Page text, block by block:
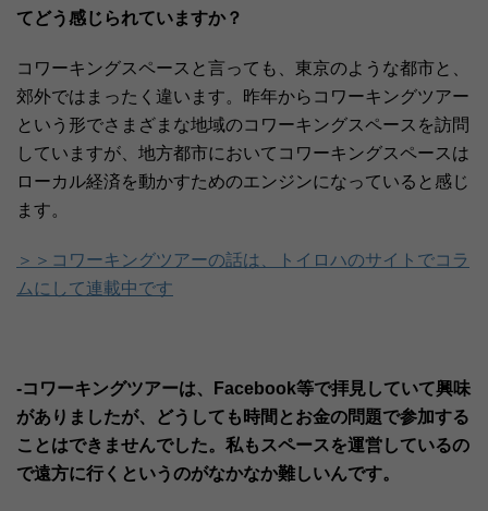
てどう感じられていますか？
コワーキングスペースと言っても、東京のような都市と、
郊外ではまったく違います。昨年からコワーキングツアー
という形でさまざまな地域のコワーキングスペースを訪問
していますが、地方都市においてコワーキングスペースは
ローカル経済を動かすためのエンジンになっていると感じ
ます。
＞＞コワーキングツアーの話は、トイロハのサイトでコラ
ムにして連載中です
-コワーキングツアーは、Facebook等で拝見していて興味
がありましたが、どうしても時間とお金の問題で参加する
ことはできませんでした。私もスペースを運営しているの
で遠方に行くというのがなかなか難しいんです。